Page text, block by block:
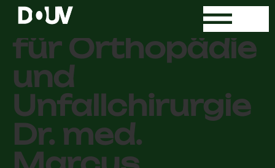
Facharztpraxis
für Orthopädie
und
Unfallchirurgie
Dr. med.